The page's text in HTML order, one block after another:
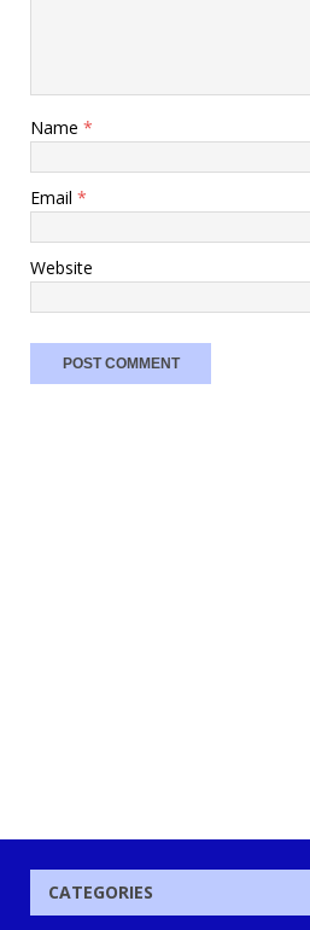
Name *
Email *
Website
CATEGORIES